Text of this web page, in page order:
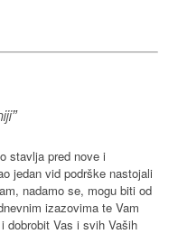
stavlja pred nove i
jedan vid podrške nastojali
nadamo se, mogu biti od
izazovima te Vam
dobrobit Vas i svih Vaših